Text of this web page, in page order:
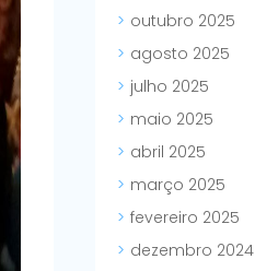
outubro 2025
agosto 2025
julho 2025
maio 2025
abril 2025
março 2025
fevereiro 2025
dezembro 2024